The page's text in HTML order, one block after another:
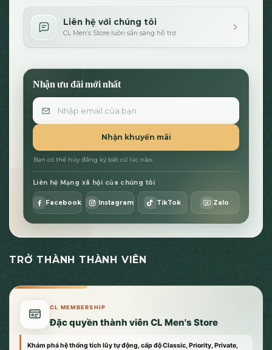
Liên hệ với chúng tôi
CL Men’s Store luôn sẵn sàng hỗ trợ
Nhận ưu đãi mới nhất
Email
Nhận khuyến mãi
Bạn có thể hủy đăng ký bất cứ lúc nào.
Liên hệ Mạng xã hội của chúng tôi
Facebook Instagram TikTok Zalo
TRỞ THÀNH THÀNH VIÊN
CL MEMBERSHIP
Đặc quyền thành viên CL Men's Store
Khám phá hệ thống tích lũy tự động, cấp độ Classic, Priority, Private,